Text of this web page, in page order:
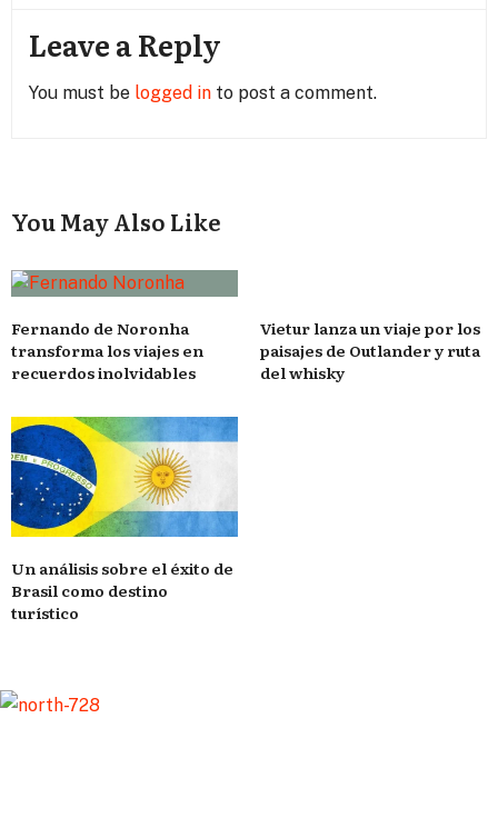
Leave a Reply
You must be logged in to post a comment.
You May Also Like
Fernando de Noronha
transforma los viajes en
recuerdos inolvidables
Vietur lanza un viaje por los
paisajes de Outlander y ruta
del whisky
Un análisis sobre el éxito de
Brasil como destino
turístico